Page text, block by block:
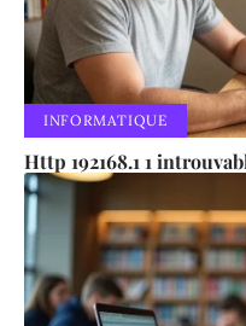
INFORMATIQUE
Http 192168.1 1